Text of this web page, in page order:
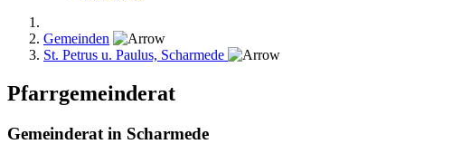
Gemeinden
St. Petrus u. Paulus, Scharmede
Pfarrgemeinderat
Gemeinderat in Scharmede